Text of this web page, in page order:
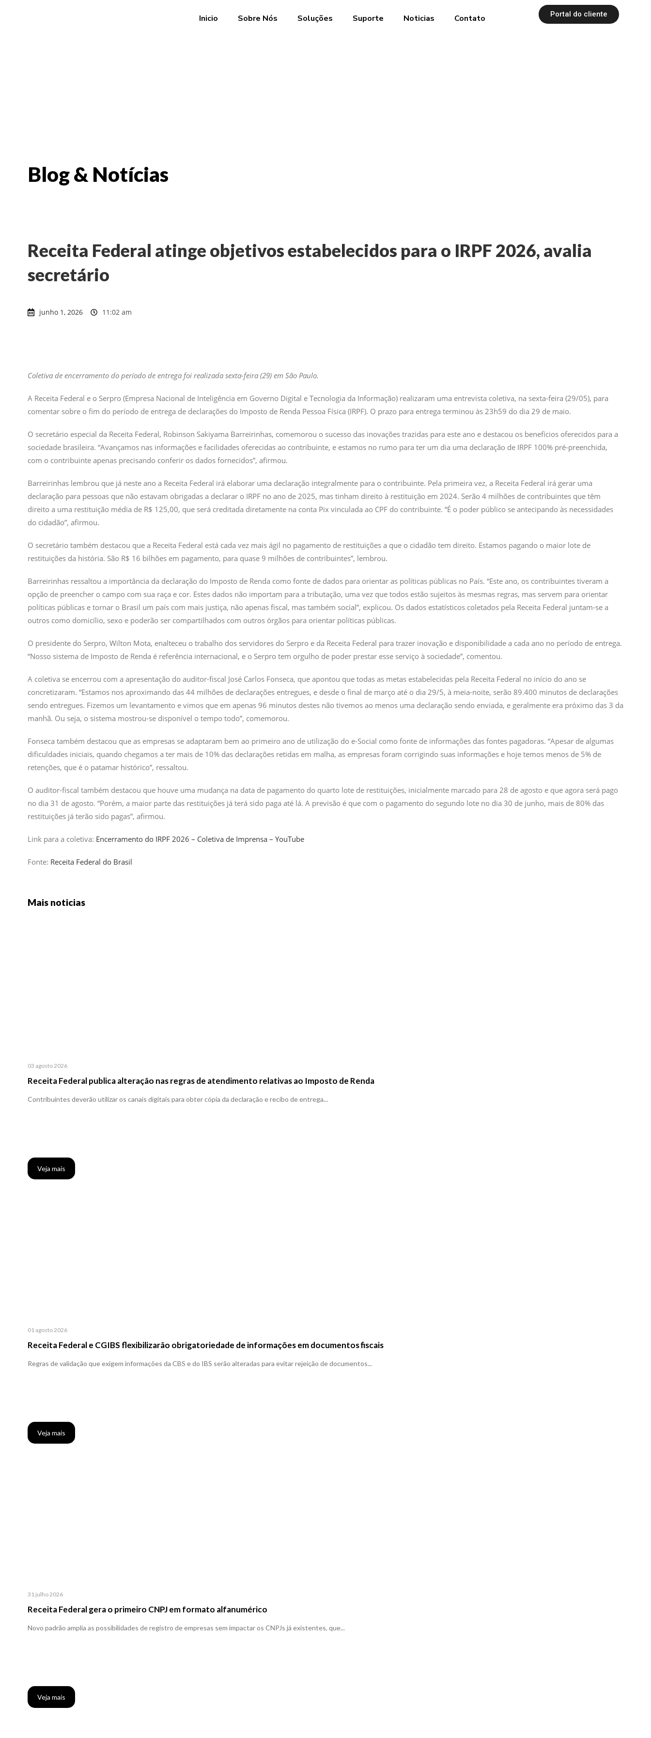
Inicio Sobre Nós Soluções Suporte Noticias Contato Portal do cliente
Blog & Notícias
Receita Federal atinge objetivos estabelecidos para o IRPF 2026, avalia
secretário
junho 1, 2026 11:02 am
Coletiva de encerramento do período de entrega foi realizada sexta-feira (29) em São Paulo.
A Receita Federal e o Serpro (Empresa Nacional de Inteligência em Governo Digital e Tecnologia da Informação) realizaram uma entrevista coletiva, na sexta-feira (29/05), para
comentar sobre o fim do período de entrega de declarações do Imposto de Renda Pessoa Física (IRPF). O prazo para entrega terminou às 23h59 do dia 29 de maio.
O secretário especial da Receita Federal, Robinson Sakiyama Barreirinhas, comemorou o sucesso das inovações trazidas para este ano e destacou os benefícios oferecidos para a
sociedade brasileira. “Avançamos nas informações e facilidades oferecidas ao contribuinte, e estamos no rumo para ter um dia uma declaração de IRPF 100% pré-preenchida,
com o contribuinte apenas precisando conferir os dados fornecidos”, afirmou.
Barreirinhas lembrou que já neste ano a Receita Federal irá elaborar uma declaração integralmente para o contribuinte. Pela primeira vez, a Receita Federal irá gerar uma
declaração para pessoas que não estavam obrigadas a declarar o IRPF no ano de 2025, mas tinham direito à restituição em 2024. Serão 4 milhões de contribuintes que têm
direito a uma restituição média de R$ 125,00, que será creditada diretamente na conta Pix vinculada ao CPF do contribuinte. “É o poder público se antecipando às necessidades
do cidadão”, afirmou.
O secretário também destacou que a Receita Federal está cada vez mais ágil no pagamento de restituições a que o cidadão tem direito. Estamos pagando o maior lote de
restituições da história. São R$ 16 bilhões em pagamento, para quase 9 milhões de contribuintes”, lembrou.
Barreirinhas ressaltou a importância da declaração do Imposto de Renda como fonte de dados para orientar as políticas públicas no País. “Este ano, os contribuintes tiveram a
opção de preencher o campo com sua raça e cor. Estes dados não importam para a tributação, uma vez que todos estão sujeitos às mesmas regras, mas servem para orientar
políticas públicas e tornar o Brasil um país com mais justiça, não apenas fiscal, mas também social”, explicou. Os dados estatísticos coletados pela Receita Federal juntam-se a
outros como domicílio, sexo e poderão ser compartilhados com outros órgãos para orientar políticas públicas.
O presidente do Serpro, Wilton Mota, enalteceu o trabalho dos servidores do Serpro e da Receita Federal para trazer inovação e disponibilidade a cada ano no período de entrega.
“Nosso sistema de Imposto de Renda é referência internacional, e o Serpro tem orgulho de poder prestar esse serviço à sociedade”, comentou.
A coletiva se encerrou com a apresentação do auditor-fiscal José Carlos Fonseca, que apontou que todas as metas estabelecidas pela Receita Federal no início do ano se
concretizaram. “Estamos nos aproximando das 44 milhões de declarações entregues, e desde o final de março até o dia 29/5, à meia-noite, serão 89.400 minutos de declarações
sendo entregues. Fizemos um levantamento e vimos que em apenas 96 minutos destes não tivemos ao menos uma declaração sendo enviada, e geralmente era próximo das 3 da
manhã. Ou seja, o sistema mostrou-se disponível o tempo todo”, comemorou.
Fonseca também destacou que as empresas se adaptaram bem ao primeiro ano de utilização do e-Social como fonte de informações das fontes pagadoras. “Apesar de algumas
dificuldades iniciais, quando chegamos a ter mais de 10% das declarações retidas em malha, as empresas foram corrigindo suas informações e hoje temos menos de 5% de
retenções, que é o patamar histórico”, ressaltou.
O auditor-fiscal também destacou que houve uma mudança na data de pagamento do quarto lote de restituições, inicialmente marcado para 28 de agosto e que agora será pago
no dia 31 de agosto. “Porém, a maior parte das restituições já terá sido paga até lá. A previsão é que com o pagamento do segundo lote no dia 30 de junho, mais de 80% das
restituições já terão sido pagas”, afirmou.
Link para a coletiva: Encerramento do IRPF 2026 – Coletiva de Imprensa – YouTube
Fonte: Receita Federal do Brasil
Mais noticias
03 agosto 2026
Receita Federal publica alteração nas regras de atendimento relativas ao Imposto de Renda
Contribuintes deverão utilizar os canais digitais para obter cópia da declaração e recibo de entrega...
Veja mais
01 agosto 2026
Receita Federal e CGIBS flexibilizarão obrigatoriedade de informações em documentos fiscais
Regras de validação que exigem informações da CBS e do IBS serão alteradas para evitar rejeição de documentos...
Veja mais
31 julho 2026
Receita Federal gera o primeiro CNPJ em formato alfanumérico
Novo padrão amplia as possibilidades de registro de empresas sem impactar os CNPJs já existentes, que...
Veja mais